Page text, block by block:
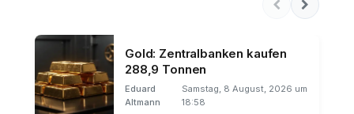
Gold: Zentralbanken kaufen
288,9 Tonnen
Eduard
Altmann
Samstag, 8 August, 2026 um
18:58